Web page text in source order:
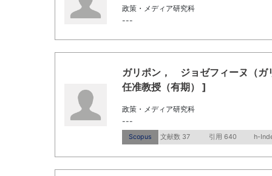
政策・メディア研究科
---
ガリポン， ジョゼフィーヌ（
任准教授（有期） ]
政策・メディア研究科
---
Scopus 文献数 37 引用 640 h-